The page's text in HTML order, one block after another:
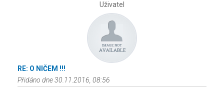
Uživatel
RE: O NIČEM !!!
Přidáno dne 30.11.2016, 08:56